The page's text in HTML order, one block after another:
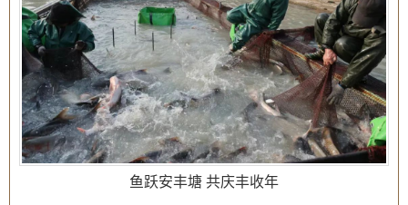
鱼跃安丰塘 共庆丰收年